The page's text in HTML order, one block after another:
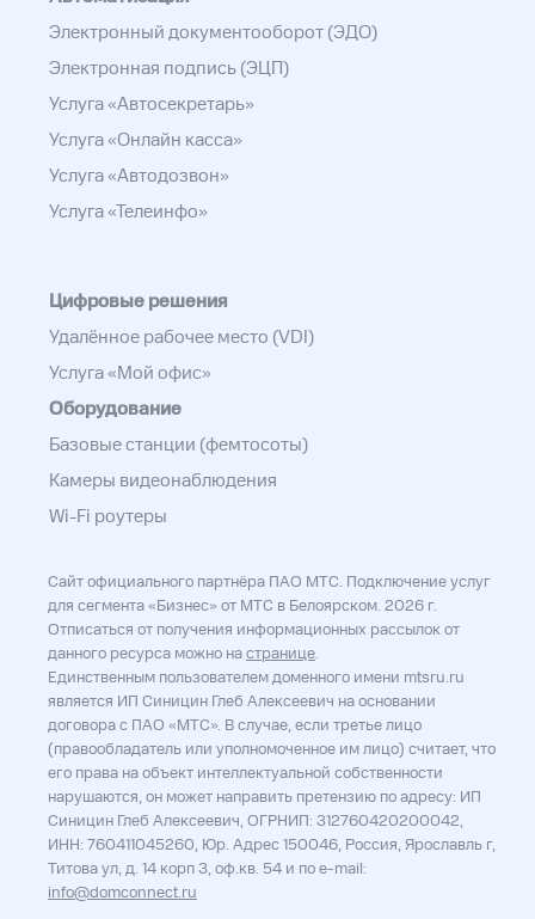
Электронный документооборот (ЭДО)
Электронная подпись (ЭЦП)
Услуга «Автосекретарь»
Услуга «Онлайн касса»
Услуга «Автодозвон»
Услуга «Телеинфо»
Цифровые решения
Удалённое рабочее место (VDI)
Услуга «Мой офис»
Оборудование
Базовые станции (фемтосоты)
Камеры видеонаблюдения
Wi-Fi роутеры
Сайт официального партнёра ПАО МТС. Подключение услуг
для сегмента «Бизнес» от МТС в Белоярском. 2026 г.
Отписаться от получения информационных рассылок от
данного ресурса можно на странице.
Единственным пользователем доменного имени mtsru.ru
является ИП Синицин Глеб Алексеевич на основании
договора с ПАО «МТС». В случае, если третье лицо
(правообладатель или уполномоченное им лицо) считает, что
его права на объект интеллектуальной собственности
нарушаются, он может направить претензию по адресу: ИП
Синицин Глеб Алексеевич, ОГРНИП: 312760420200042,
ИНН: 760411045260, Юр. Адрес 150046, Россия, Ярославль г,
Титова ул, д. 14 корп 3, оф.кв. 54 и по e-mail:
info@domconnect.ru